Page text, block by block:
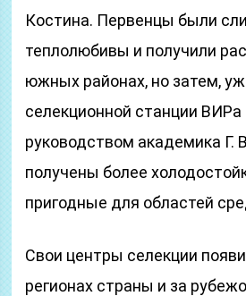
Костина. Первенцы были
теплолюбивы и получили
южных районах, но затем,
селекционной станции ВИРа
руководством академика Г.
получены более
пригодные для областей
Свои центры селекции
регионах страны и за